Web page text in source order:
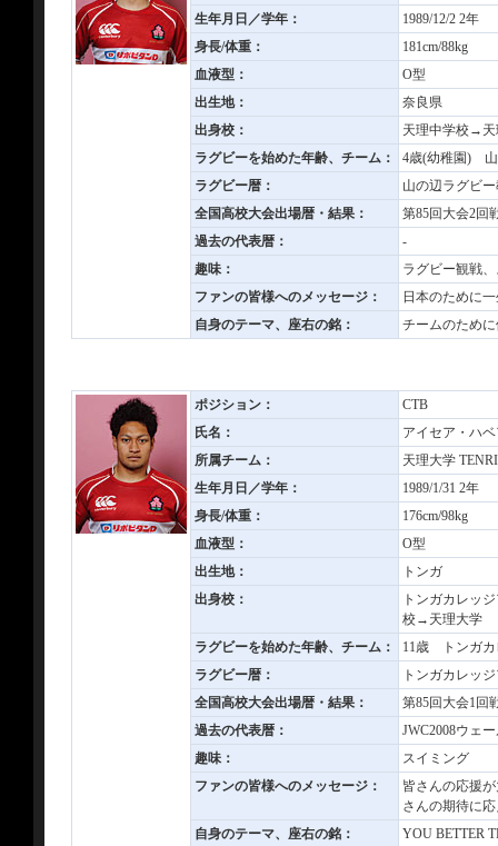
生年月日／学年：
1989/12/2 2年
身長/体重：
181cm/88kg
血液型：
O型
出生地：
奈良県
出身校：
天理中学校→
ラグビーを始めた年齢、チーム：
4歳(幼稚園) 山
ラグビー暦：
山の辺ラグビ
全国高校大会出場暦・結果：
第85回大会2回
過去の代表暦：
-
趣味：
ラグビー観戦
ファンの皆様へのメッセージ：
日本のために
自身のテーマ、座右の銘：
チームのため
ポジション：
CTB
氏名：
アイセア・ハ
所属チーム：
天理大学
生年月日／学年：
1989/1/31 2年
身長/体重：
176cm/98kg
血液型：
O型
出生地：
トンガ
出身校：
トンガカレッ
校→天理大学
ラグビーを始めた年齢、チーム：
11歳 トンガカ
ラグビー暦：
トンガカレッ
全国高校大会出場暦・結果：
第85回大会1回
過去の代表暦：
JWC2008ウェ
趣味：
スイミング
ファンの皆様へのメッセージ：
皆さんの応援
さんの期待に
自身のテーマ、座右の銘：
YOU BETTER